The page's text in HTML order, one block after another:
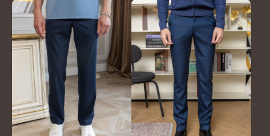
т.синие